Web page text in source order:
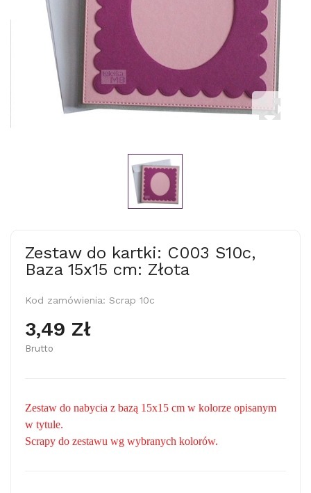
Zestaw do kartki: C003 S10c,
Baza 15x15 cm: Złota
Kod zamówienia: Scrap 10c
3,49 Zł
Brutto
Zestaw do nabycia z bazą 15x15 cm w kolorze opisanym
w tytule.
Scrapy do zestawu wg wybranych kolorów.